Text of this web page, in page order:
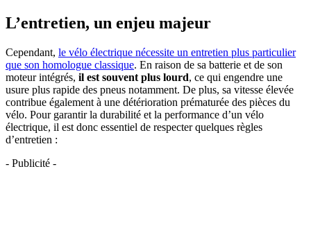
L’entretien, un enjeu majeur
Cependant, le vélo électrique nécessite un entretien plus particulier
que son homologue classique. En raison de sa batterie et de son
moteur intégrés, il est souvent plus lourd, ce qui engendre une
usure plus rapide des pneus notamment. De plus, sa vitesse élevée
contribue également à une détérioration prématurée des pièces du
vélo. Pour garantir la durabilité et la performance d’un vélo
électrique, il est donc essentiel de respecter quelques règles
d’entretien :
- Publicité -